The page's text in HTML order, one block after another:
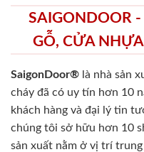
SAIGONDOOR
GỖ, CỬA
SaigonDoor® là nhà sản
cháy đã có uy tín hơn 10
khách hàng và đại lý tin
chúng tôi sở hữu hơn 10
sản xuất nằm ở vị trí